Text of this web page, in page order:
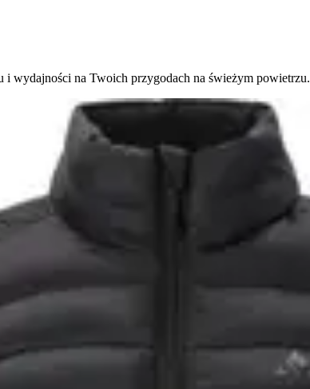
i wydajności na Twoich przygodach na świeżym powietrzu.